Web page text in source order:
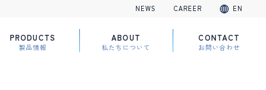
PRODUCTS
製品情報
ABOUT
私たちについて
CONTACT
お問い合わせ
NEWS CAREER EN